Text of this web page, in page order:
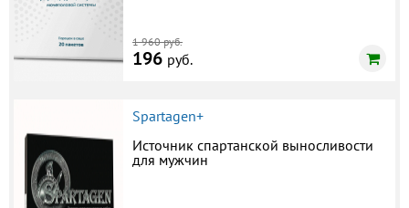
1 960 руб.
196 руб.
Spartagen+
Источник спартанской выносливости
для мужчин